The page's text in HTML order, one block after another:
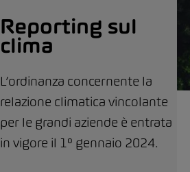
Reporting sul
clima
L’ordinanza concernente la
relazione climatica vincolante
per le grandi aziende è entrata
in vigore il 1° gennaio 2024.